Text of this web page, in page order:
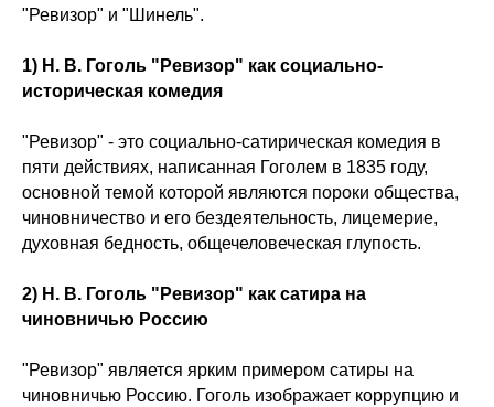
"Ревизор" и "Шинель".
1) Н. В. Гоголь "Ревизор" как социально-
историческая комедия
"Ревизор" - это социально-сатирическая комедия в
пяти действиях, написанная Гоголем в 1835 году,
основной темой которой являются пороки общества,
чиновничество и его бездеятельность, лицемерие,
духовная бедность, общечеловеческая глупость.
2) Н. В. Гоголь "Ревизор" как сатира на
чиновничью Россию
"Ревизор" является ярким примером сатиры на
чиновничью Россию. Гоголь изображает коррупцию и